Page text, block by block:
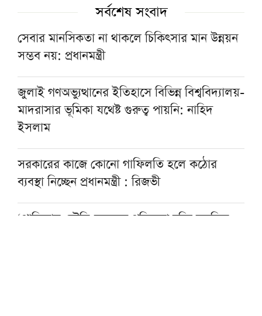
সর্বশেষ সংবাদ
সেবার মানসিকতা না থাকলে চিকিৎসার মান উন্নয়ন
সম্ভব নয়: প্রধানমন্ত্রী
জুলাই গণঅভ্যুত্থানের ইতিহাসে বিভিন্ন বিশ্ববিদ্যালয়-
মাদরাসার ভূমিকা যথেষ্ট গুরুত্ব পায়নি: নাহিদ
ইসলাম
সরকারের কাজে কোনো গাফিলতি হলে কঠোর
ব্যবস্থা নিচ্ছেন প্রধানমন্ত্রী : রিজভী
‘পাকিস্তান-সৌদি-তুরস্কের প্রতিরক্ষা চুক্তি মুসলিম